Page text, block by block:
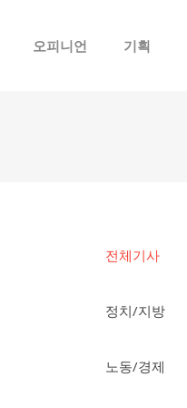
오피니언 기획
전체기사
정치/지방
노동/경제